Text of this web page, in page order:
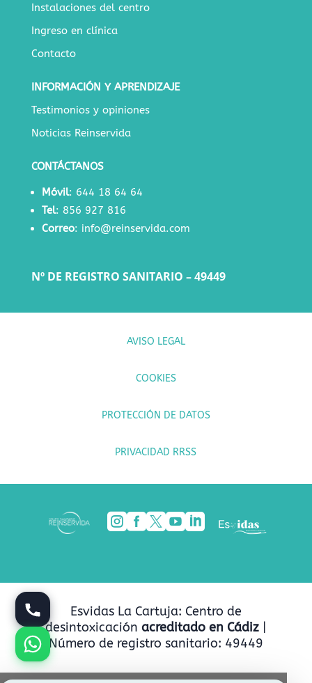
Instalaciones del centro
Ingreso en clínica
Contacto
INFORMACIÓN Y APRENDIZAJE
Testimonios y opiniones
Noticias Reinservida
CONTÁCTANOS
Móvil: 644 18 64 64
Tel: 856 927 816
Correo: info@reinservida.com
Nº DE REGISTRO SANITARIO – 49449
AVISO LEGAL
COOKIES
PROTECCIÓN DE DATOS
PRIVACIDAD RRSS
    
Esvidas La Cartuja: Centro de
desintoxicaciónacreditado en Cádiz
Número de registro sanitario: 49449